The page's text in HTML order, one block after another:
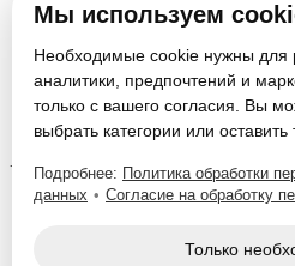
Партнеры
Новости
Блог
Вакансии
Контакты
Настроить cookie
Услуги
Нанесение декорации
Мы используем
Необходимые cookie нужны для
аналитики, предпочтений и
только с вашего согласия. Вы
выбрать категории или
Подробнее: Политика обработки
данных • Согласие на обработку
Только